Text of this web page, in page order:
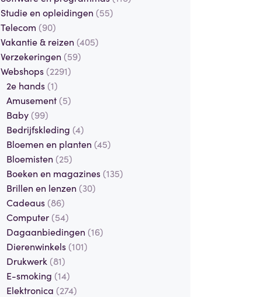
Studie en opleidingen (55)
Telecom (90)
Vakantie & reizen (405)
Verzekeringen (59)
Webshops (2291)
2e hands (1)
Amusement (5)
Baby (99)
Bedrijfskleding (4)
Bloemen en planten (45)
Bloemisten (25)
Boeken en magazines (135)
Brillen en lenzen (30)
Cadeaus (86)
Computer (54)
Dagaanbiedingen (16)
Dierenwinkels (101)
Drukwerk (81)
E-smoking (14)
Elektronica (274)